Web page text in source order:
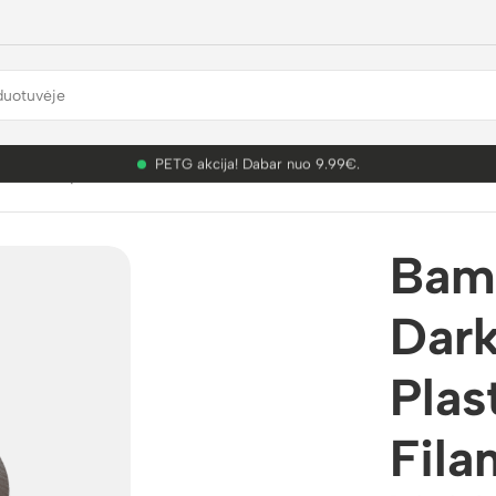
PETG akcija! Dabar nuo 9.99€.
/PLA Matte/Bambu Lab PLA Matte Dark